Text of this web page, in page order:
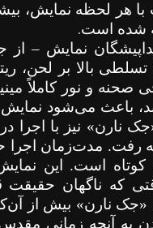
هر لحظه نمایش،
شده است.
نمایش –از
تسلطی بالا بر لحن،
صحنه و نور کاملاً
باعث می‌شود نمایش
نارن» نیز با
رفت. مدت‌زمان اجرا
کوتاه است. این
که ناگهان
«جک نارن» بیش از
به آنچه زمانی